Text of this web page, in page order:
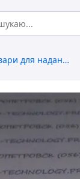
Обладнання та товари для надання послуг